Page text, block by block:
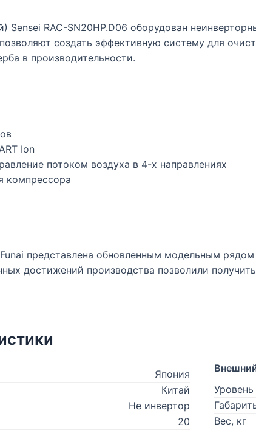
Sensei RAC-SN20HP.D06 оборудован
создать эффективную систему для
в производительности.
Ion
потоком воздуха в 4-х направлениях
компрессора
Funai представлена обновленным модельным
достижений производства позволили
Япония
Китай
Не инвертор
20
Вес, кг